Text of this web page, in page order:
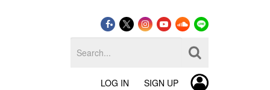
LOG IN SIGN UP